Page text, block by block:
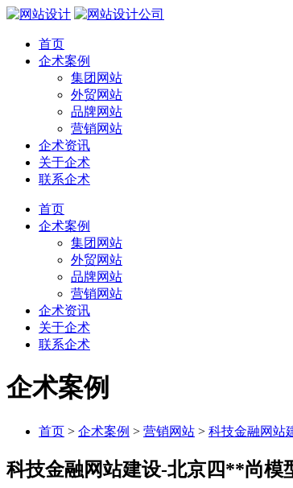
首页
企术案例
集团网站
外贸网站
品牌网站
营销网站
企术资讯
关于企术
联系企术
首页
企术案例
集团网站
外贸网站
品牌网站
营销网站
企术资讯
关于企术
联系企术
企术案例
首页 > 企术案例 > 营销网站 > 科技金融网站
科技金融网站建设-北京四**尚模